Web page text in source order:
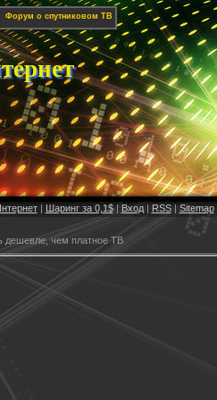
Форум о спутниковом ТВ
| Шаринг за 0,1$| Вход| RSS| Sitemap
дешевле, чем платное ТВ